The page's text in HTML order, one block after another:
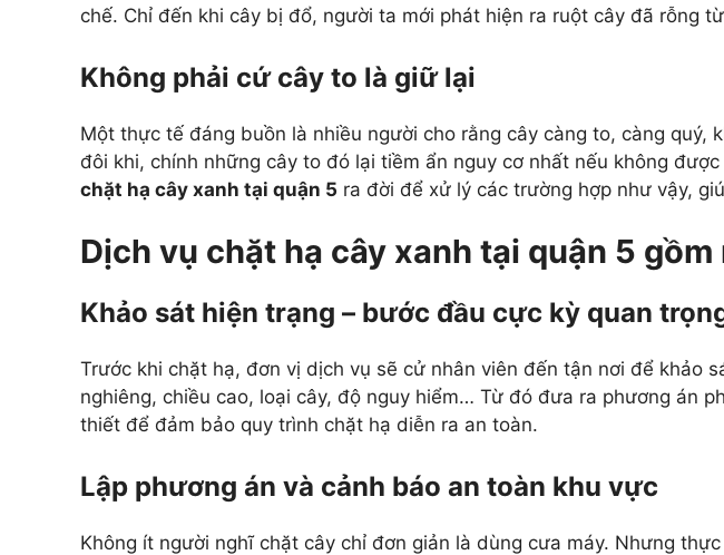
chế. Chỉ đến khi cây bị đổ, người ta mới phát hiện ra ruột cây đã rỗng
Không phải cứ cây to là giữ lại
Một thực tế đáng buồn là nhiều người cho rằng cây càng to, càng quý,
đôi khi, chính những cây to đó lại tiềm ẩn nguy cơ nhất nếu không
chặt hạ cây xanh tại quận 5 ra đời để xử lý các trường hợp như vậy,
Dịch vụ chặt hạ cây xanh tại quận 5
Khảo sát hiện trạng – bước đầu cực kỳ quan
Trước khi chặt hạ, đơn vị dịch vụ sẽ cử nhân viên đến tận nơi để khảo
nghiêng, chiều cao, loại cây, độ nguy hiểm… Từ đó đưa ra phương án
thiết để đảm bảo quy trình chặt hạ diễn ra an toàn.
Lập phương án và cảnh báo an toàn khu vực
Không ít người nghĩ chặt cây chỉ đơn giản là dùng cưa máy. Nhưng